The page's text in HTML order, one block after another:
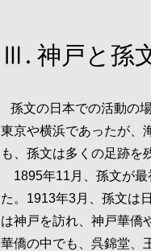
Ⅲ. 神戸と孫
孫文の日本での活動の
東京や横浜であったが、
も、孫文は多くの足跡を
1895年11月、孫文が最
た。1913年3月、孫文は
は神戸を訪れ、神戸華僑
華僑の中でも、呉錦堂、